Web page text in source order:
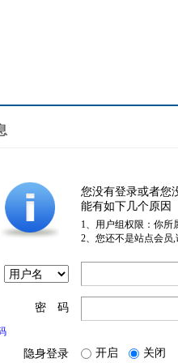
您没有登录或者您
能有如下几个原因
1、用户组权限：你所
2、您还不是站点会员
密 码
隐身登录 开启 关闭